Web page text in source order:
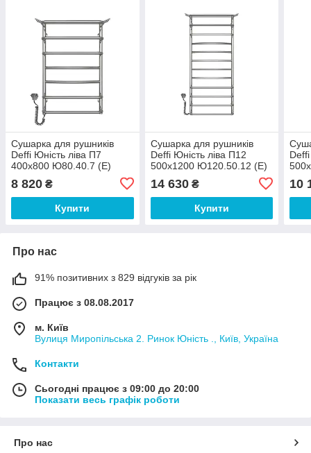
Сушарка для рушників
Deffi Юність ліва П7
400x800 Ю80.40.7 (Е)
8 820 ₴
Купити
Сушарка для рушників
Deffi Юність ліва П12
500x1200 Ю120.50.12 (Е)
14 630₴
Купити
10
Про нас
91% позитивних з 829 відгуків за рік
Працює з 08.08.2017
м. Київ
Вулиця Миропільська 2. Ринок Юність ., Київ, Україна
Контакти
Сьогодні працює з 09:00 до 20:00
Показати весь графік роботи
Про нас